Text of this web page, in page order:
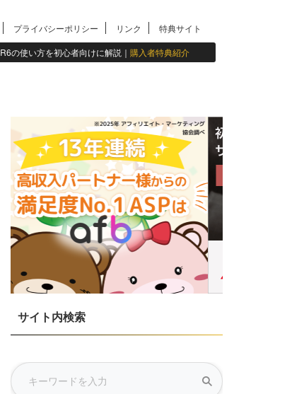
プライバシーポリシー リンク
特典サイト
の使い方を初心者向けに解説｜ 購入者特典紹介
サイト内検索